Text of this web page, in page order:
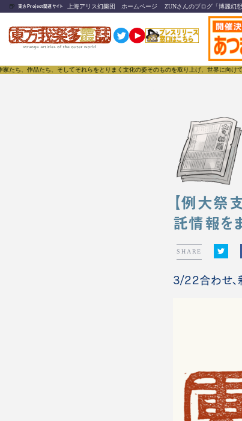
🍺 東方Project関連サイト 上海アリス幻樂団 ホームページ ZUNさんのブログ「博麗幻想
そしてそれらをとりまく文化の姿そのものを取り上げ、世界に向けて誇らしく発
【例大祭
託情報を
SHARE
3/22合わせ、